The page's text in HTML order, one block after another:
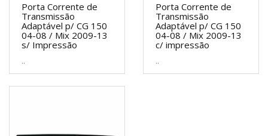
Porta Corrente de
Transmissão
Adaptável p/ CG 150
04-08 / Mix 2009-13
s/ Impressão
..
Porta Corrente de
Transmissão
Adaptável p/ CG 150
04-08 / Mix 2009-13
c/ impressão
..